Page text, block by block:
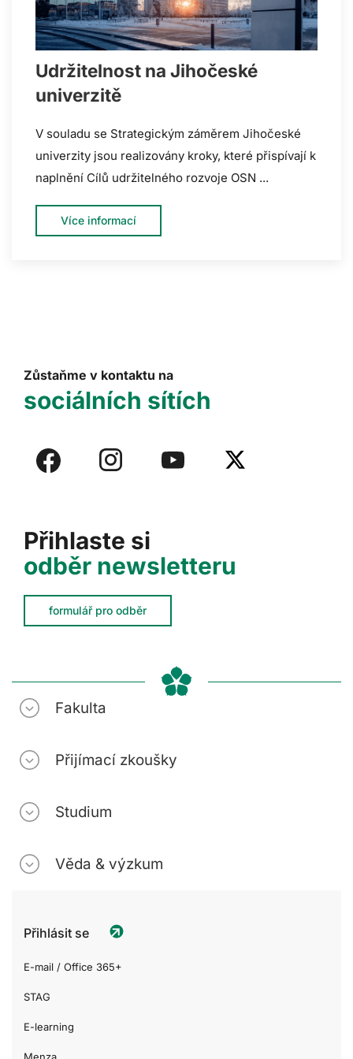
Udržitelnost na Jihočeské
univerzitě
V souladu se Strategickým záměrem Jihočeské
univerzity jsou realizovány kroky, které přispívají k
naplnění Cílů udržitelného rozvoje OSN ...
Více informací
Přihlaste si
odběr newsletteru
formulář pro odběr
Zůstaňme v kontaktu na
sociálních sítích
Fakulta
Přijímací zkoušky
Studium
Věda & výzkum
Přihlásit se
E-mail / Office 365+
STAG
E-learning